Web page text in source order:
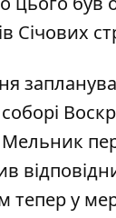
Січових
Мельник
у